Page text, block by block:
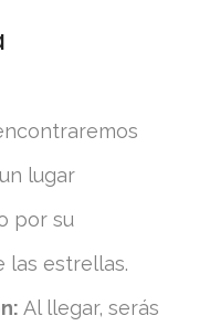
lugar
por su
las estrellas.
Al llegar, serás